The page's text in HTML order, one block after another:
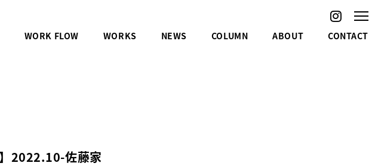
WORK FLOW WORKS NEWS COLUMN ABOUT CONTACT
2022.10-佐藤家